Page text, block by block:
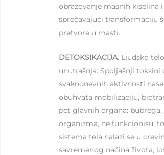
obrazovanje masnih
sprečavajući transformaciju
pretvore u masti.
DETOKSIKACIJA. Ljudsko
unutrašnja. Spoljašnji toksini
svakodnevnih aktivnosti
obuhvata mobilizaciju,
pet glavnih organa:
organizma, ne funkcionišu,
sistema tela nalazi se u
savremenog načina života,